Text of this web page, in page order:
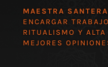
MAESTRA
ENCARGAR
RITUALISMO Y
MEJORES